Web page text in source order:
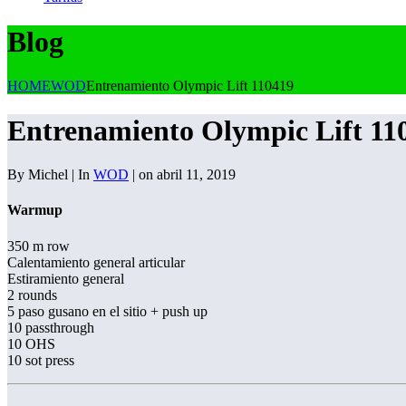
Blog
HOMEWODEntrenamiento Olympic Lift 110419
Entrenamiento Olympic Lift
By Michel | In WOD | on abril 11, 2019
Warmup
350 m row
Calentamiento general articular
Estiramiento general
2 rounds
5 paso gusano en el sitio + push up
10 passthrough
10 OHS
10 sot press